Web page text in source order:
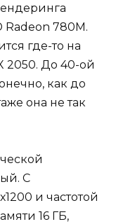
Radeon 780M.
где-то на
2050. До 40-ой
как до
она не так
С
и частотой
16 ГБ,